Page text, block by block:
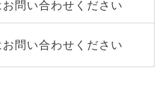
問い合わせください
問い合わせください